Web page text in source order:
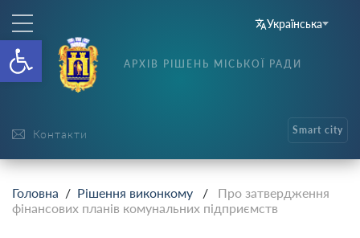
Відкрити Панель
Українська
Контакти
АРХІВ РІШЕНЬ МІСЬКОЇ РАДИ
Smart city
Головна / Рішення виконкому / Про затвердження
фінансових планів комунальних підприємств